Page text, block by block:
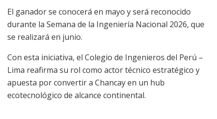
El ganador se conocerá en mayo y será reconocido
durante la Semana de la Ingeniería Nacional 2026, que
se realizará en junio.
Con esta iniciativa, el Colegio de Ingenieros del Perú –
Lima reafirma su rol como actor técnico estratégico y
apuesta por convertir a Chancay en un hub
ecotecnológico de alcance continental.